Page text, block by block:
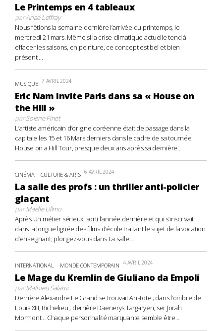
Le Printemps en 4 tableaux
parAnaë Leffray
Nous fêtions la semaine dernière l’arrivée du printemps, le
mercredi 21 mars. Même si la crise climatique actuelle tend à
effacer les saisons, en peinture, ce concept est bel et bien
présent....
MUSIQUE 7 AVRIL 2024
Eric Nam invite Paris dans sa « House on
the Hill »
parSolène Finet
L’artiste américain d’origine coréenne était de passage dans la
capitale les 15 et 16 Mars derniers dans le cadre de sa tournée
House on a Hill Tour, presque deux ans après sa dernière...
CINÉMA CULTURE & ARTS 6 AVRIL 2024
La salle des profs : un thriller anti-policier
glaçant
parMaëlle Ullmo
Après Un métier sérieux, sorti l’année dernière et qui s’inscrivait
dans la longue lignée des films d’école traitant le sujet de la vocation
d’enseignant, plongez-vous dans La salle...
INTERNATIONAL MONDE CONTEMPORAIN 4 AVRIL 2024
Le Mage du Kremlin de Giuliano da Empoli
parMathieu Salami
Derrière Alexandre Le Grand se trouvait Aristote ; dans l’ombre de
Louis XIII, Richelieu ; derrière Daenerys Targaryen, ser Jorah
Mormont… Chaque personnalité marquante semble être...